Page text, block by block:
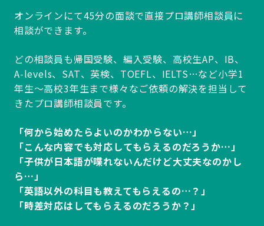
オンラインにて45分の面談で直接プロ講師相談員に
相談ができます。
どの相談員も帰国受験、編入受験、高校生AP、IB、
A-levels、SAT、英検、TOEFL、IELTS…など小学1
年生～高校3年生まで様々なご依頼の解決を担当して
きたプロ講師相談員です。
「何から始めたらよいのかわからない…」
「こんな内容でも対応してもらえるのだろうか…」
「子供が日本語が喋れないんだけど大丈夫なのかし
ら…」
「英語以外の科目も教えてもらえるの…？」
「時差対応はしてもらえるのだろうか？」